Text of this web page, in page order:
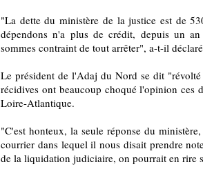
"La dette du ministère de la justice est de
dépendons n'a plus de crédit, depuis un
sommes contraint de tout arrêter", a-t-il
Le président de l'Adaj du Nord se dit
récidives ont beaucoup choqué l'opinion ces
Loire-Atlantique.
"C'est honteux, la seule réponse du
courrier dans lequel il nous disait prendre
de la liquidation judiciaire, on pourrait en rire